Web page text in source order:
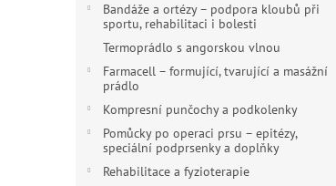
Bandáže a ortézy – podpora kloubů při
sportu, rehabilitaci i bolesti
Termoprádlo s angorskou vlnou
Farmacell – formující, tvarující a masážní
prádlo
Kompresní punčochy a podkolenky
Pomůcky po operaci prsu – epitézy,
speciální podprsenky a doplňky
Rehabilitace a fyzioterapie